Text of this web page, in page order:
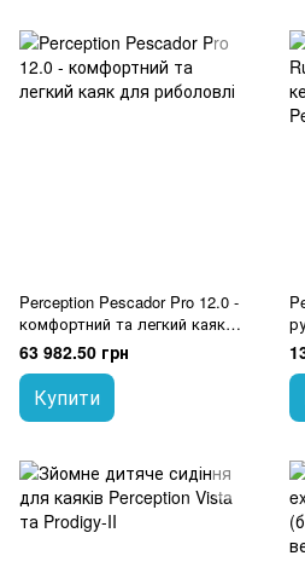
Perception Pescador Pro 12.0 -
комфортний та легкий каяк
для риболовлі
63 982.50 грн
Купити